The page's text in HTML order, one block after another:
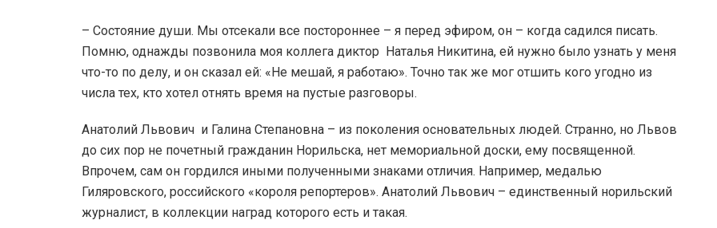
– Состояние души. Мы отсекали все постороннее – я перед эфиром, он – когда садился писать.
Помню, однажды позвонила моя коллега диктор Наталья Никитина, ей нужно было узнать у меня
что-то по делу, и он сказал ей: «Не мешай, я работаю». Точно так же мог отшить кого угодно из
числа тех, кто хотел отнять время на пустые разговоры.
Анатолий Львович и Галина Степановна – из поколения основательных людей. Странно, но Львов
до сих пор не почетный гражданин Норильска, нет мемориальной доски, ему посвященной.
Впрочем, сам он гордился иными полученными знаками отличия. Например, медалью
Гиляровского, российского «короля репортеров». Анатолий Львович – единственный норильский
журналист, в коллекции наград которого есть и такая.